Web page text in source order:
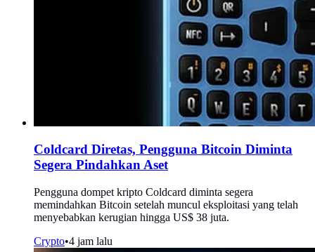
Coldcard Diretas, Pengguna Bitcoin Diminta
Segera Pindahkan Aset
Pengguna dompet kripto Coldcard diminta segera
memindahkan Bitcoin setelah muncul eksploitasi yang telah
menyebabkan kerugian hingga US$ 38 juta.
Crypto•4 jam lalu